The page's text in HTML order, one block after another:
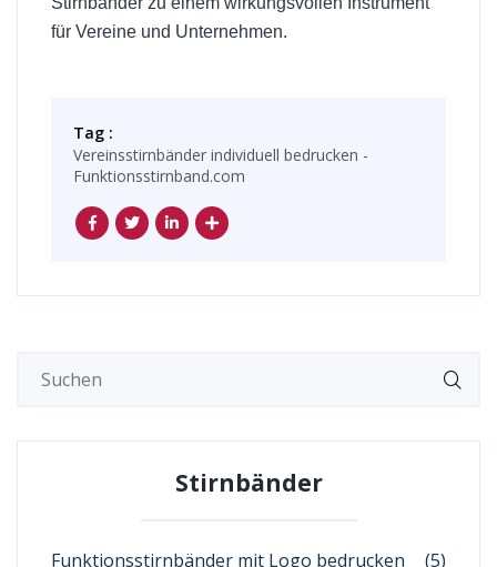
für Vereine und Unternehmen.
Tag :
Vereinsstirnbänder individuell bedrucken -
Funktionsstirnband.com
Stirnbänder
Funktionsstirnbänder mit Logo bedrucken
(5)